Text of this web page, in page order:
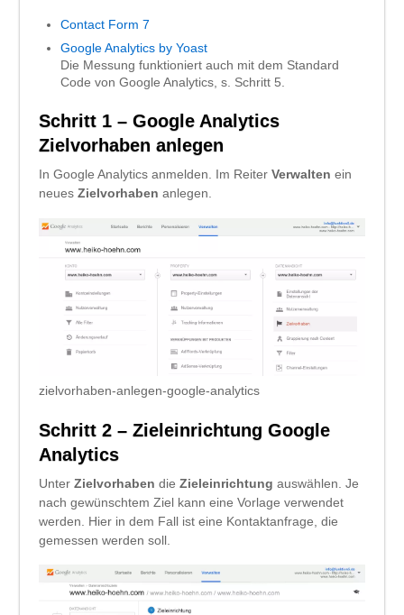
Contact Form 7
Google Analytics by Yoast
Die Messung funktioniert auch mit dem Standard
Code von Google Analytics, s. Schritt 5.
Schritt 1 – Google Analytics
Zielvorhaben anlegen
In Google Analytics anmelden. Im Reiter Verwalten ein
neues Zielvorhaben anlegen.
zielvorhaben-anlegen-google-analytics
Schritt 2 – Zieleinrichtung Google
Analytics
Unter Zielvorhaben die Zieleinrichtung auswählen. Je
nach gewünschtem Ziel kann eine Vorlage verwendet
werden. Hier in dem Fall ist eine Kontaktanfrage, die
gemessen werden soll.